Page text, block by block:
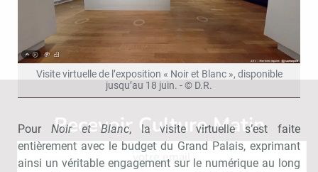
Visite virtuelle de l’exposition « Noir et Blanc », disponible
jusqu’au 18 juin. - © D.R.
Pour Noir et Blanc, la visite virtuelle s’est faite
entièrement avec le budget du Grand Palais, exprimant
ainsi un véritable engagement sur le numérique au long
Recevoir Culture Matin